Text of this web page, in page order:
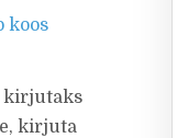
koos
kirjutaks
kirjuta